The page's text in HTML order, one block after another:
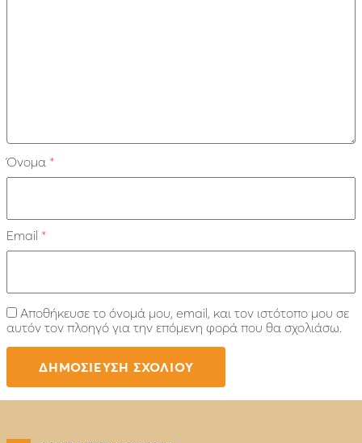
Όνομα *
Email *
Αποθήκευσε το όνομά μου, email, και τον ιστότοπο μου σε
αυτόν τον πλοηγό για την επόμενη φορά που θα σχολιάσω.